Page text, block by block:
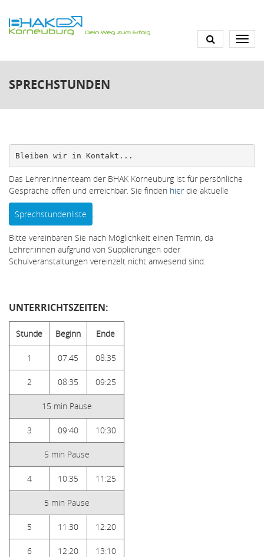
zum
Inhalt
SPRECHSTUNDEN
Bleiben wir in Kontakt...
Das Lehrer:innenteam der BHAK Korneuburg ist für persönliche
Gespräche offen und erreichbar. Sie finden hierdie aktuelle
Sprechstundenliste .
Bitte vereinbaren Sie nach Möglichkeit einen Termin, da
Lehrer:innen aufgrund von Supplierungen oder
Schulveranstaltungen vereinzelt nicht anwesend sind.
UNTERRICHTSZEITEN:
Stunde Beginn Ende
1 07:45 08:35
2 08:35 09:25
15 min Pause
3 09:40 10:30
5 min Pause
4 10:35 11:25
5 min Pause
5 11:30 12:20
6 12:20 13:10